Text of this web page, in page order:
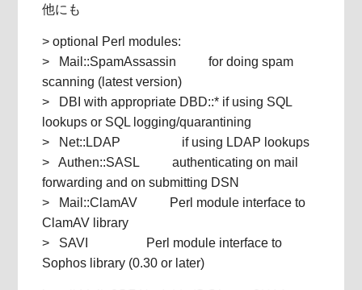
他にも
> optional Perl modules:
> Mail::SpamAssassin for doing spam
scanning (latest version)
> DBI with appropriate DBD::* if using SQL
lookups or SQL logging/quarantining
> Net::LDAP if using LDAP lookups
> Authen::SASL authenticating on mail
forwarding and on submitting DSN
> Mail::ClamAV Perl module interface to
ClamAV library
> SAVI Perl module interface to
Sophos library (0.30 or later)